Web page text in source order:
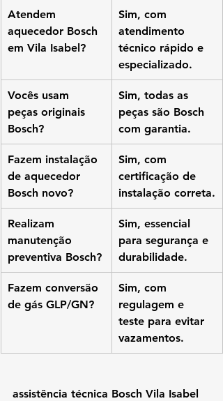
Atendem
aquecedor Bosch
em Vila Isabel?
Sim, com
atendimento
técnico rápido e
especializado.
Vocês usam
peças originais
Bosch?
Sim, todas as
peças são Bosch
com garantia.
Fazem instalação
de aquecedor
Bosch novo?
Sim, com
certificação de
instalação correta.
Realizam
manutenção
preventiva Bosch?
Sim, essencial
para segurança e
durabilidade.
Fazem conversão
de gás GLP/GN?
Sim, com
regulagem e
teste para evitar
vazamentos.
assistência técnica Bosch Vila Isabel